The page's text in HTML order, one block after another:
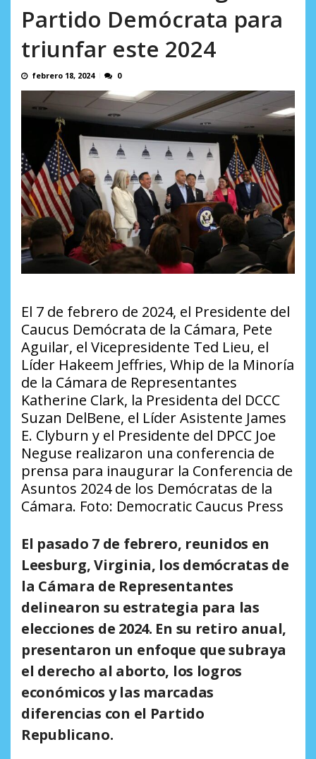
AGOSTO 6, 2026
Partido Demócrata para
triunfar este 2024
febrero 18, 2024 0
El 7 de febrero de 2024, el Presidente del
Caucus Demócrata de la Cámara, Pete
Aguilar, el Vicepresidente Ted Lieu, el
Líder Hakeem Jeffries, Whip de la Minoría
de la Cámara de Representantes
Katherine Clark, la Presidenta del DCCC
Suzan DelBene, el Líder Asistente James
E. Clyburn y el Presidente del DPCC Joe
Neguse realizaron una conferencia de
prensa para inaugurar la Conferencia de
Asuntos 2024 de los Demócratas de la
Cámara. Foto: Democratic Caucus Press
El pasado 7 de febrero, reunidos en
Leesburg, Virginia, los demócratas de
la Cámara de Representantes
delinearon su estrategia para las
elecciones de 2024. En su retiro anual,
presentaron un enfoque que subraya
el derecho al aborto, los logros
económicos y las marcadas
diferencias con el Partido
Republicano.